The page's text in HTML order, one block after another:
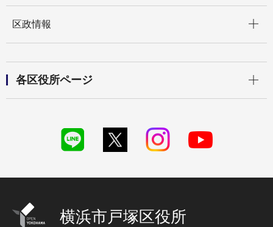
区政情報
各区役所ページ
横浜市戸塚区役所